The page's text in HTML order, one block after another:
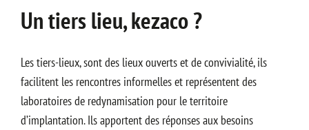
Un tiers lieu, kezaco ?
Les tiers-lieux, sont des lieux ouverts et de convivialité, ils
facilitent les rencontres informelles et représentent des
laboratoires de redynamisation pour le territoire
d’implantation. Ils apportent des réponses aux besoins